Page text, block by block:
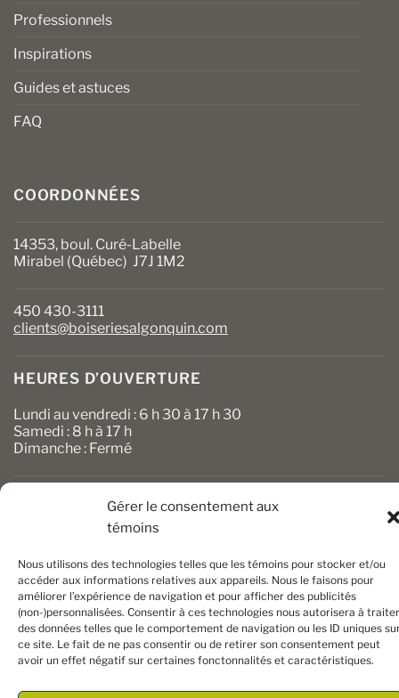
Gérer le consentement aux
témoins
Nous utilisons des technologies telles que les témoins pour stocker et/ou
accéder aux informations relatives aux appareils. Nous le faisons pour
améliorer l’expérience de navigation et pour afficher des publicités
(non-)personnalisées. Consentir à ces technologies nous autorisera à traiter
des données telles que le comportement de navigation ou les ID uniques
ce site. Le fait de ne pas consentir ou de retirer son consentement peut
avoir un effet négatif sur certaines fonctonnalités et caractéristiques.
Professionnels
Inspirations
Guides et astuces
FAQ
COORDONNÉES
14353, boul. Curé-Labelle
Mirabel (Québec) J7J 1M2
450 430-3111
clients@boiseriesalgonquin.com
HEURES D’OUVERTURE
Lundi au vendredi : 6 h 30 à 17 h 30
Samedi : 8 h à 17 h
Dimanche : Fermé
Copyright 2026 © Boiseries Algonquin– Tous droits réservés
|Termes et conditions| Site Web parKing Communications